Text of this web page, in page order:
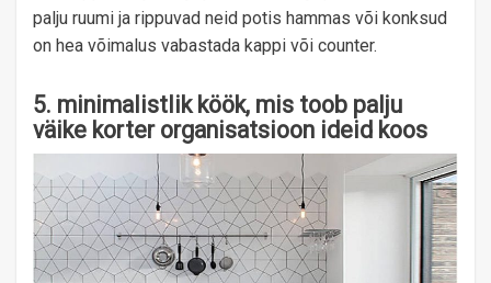
palju ruumi ja rippuvad neid potis hammas või konksud
on hea võimalus vabastada kappi või counter.
5. minimalistlik köök, mis toob palju
väike korter organisatsioon ideid koos